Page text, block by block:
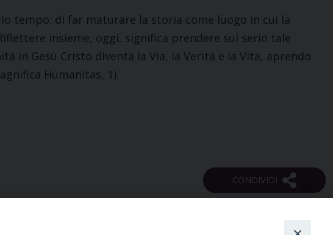
tempo: di far maturare la storia come luogo in cui la
insieme, oggi, significa prendere sul serio tale
in Gesù Cristo diventa la Via, la Verità e la Vita, aprendo
Humanitas, 1).